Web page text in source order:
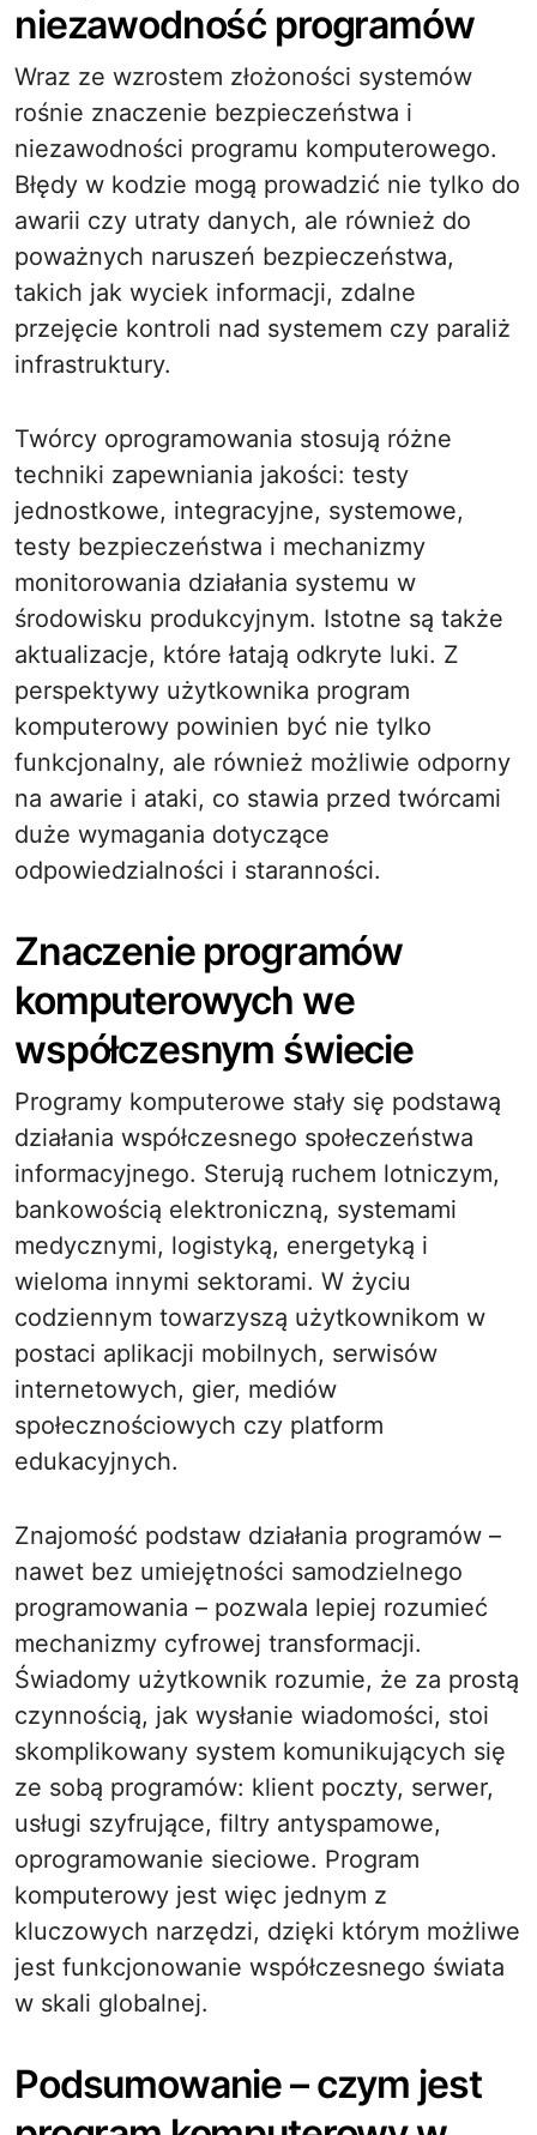
niezawodność programów
Wraz ze wzrostem złożoności systemów
rośnie znaczenie bezpieczeństwa i
niezawodności programu komputerowego.
Błędy w kodzie mogą prowadzić nie tylko do
awarii czy utraty danych, ale również do
poważnych naruszeń bezpieczeństwa,
takich jak wyciek informacji, zdalne
przejęcie kontroli nad systemem czy paraliż
infrastruktury.
Twórcy oprogramowania stosują różne
techniki zapewniania jakości: testy
jednostkowe, integracyjne, systemowe,
testy bezpieczeństwa i mechanizmy
monitorowania działania systemu w
środowisku produkcyjnym. Istotne są także
aktualizacje, które łatają odkryte luki. Z
perspektywy użytkownika program
komputerowy powinien być nie tylko
funkcjonalny, ale również możliwie odporny
na awarie i ataki, co stawia przed twórcami
duże wymagania dotyczące
odpowiedzialności i staranności.
Znaczenie programów
komputerowych we
współczesnym świecie
Programy komputerowe stały się podstawą
działania współczesnego społeczeństwa
informacyjnego. Sterują ruchem lotniczym,
bankowością elektroniczną, systemami
medycznymi, logistyką, energetyką i
wieloma innymi sektorami. W życiu
codziennym towarzyszą użytkownikom w
postaci aplikacji mobilnych, serwisów
internetowych, gier, mediów
społecznościowych czy platform
edukacyjnych.
Znajomość podstaw działania programów –
nawet bez umiejętności samodzielnego
programowania – pozwala lepiej rozumieć
mechanizmy cyfrowej transformacji.
Świadomy użytkownik rozumie, że za prostą
czynnością, jak wysłanie wiadomości, stoi
skomplikowany system komunikujących się
ze sobą programów: klient poczty, serwer,
usługi szyfrujące, filtry antyspamowe,
oprogramowanie sieciowe. Program
komputerowy jest więc jednym z
kluczowych narzędzi, dzięki którym możliwe
jest funkcjonowanie współczesnego świata
w skali globalnej.
Podsumowanie – czym jest